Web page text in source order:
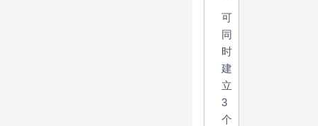
可
同
时
建
立
3
个